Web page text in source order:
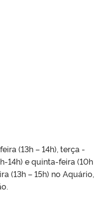
(13h – 14h), terça -
14h) e quinta-feira (10h
(13h – 15h) no Aquário,